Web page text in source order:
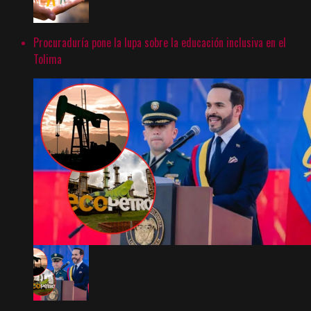
Procuraduría pone la lupa sobre la educación inclusiva en el
Tolima